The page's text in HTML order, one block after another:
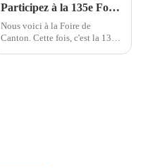
Participez à la 135e Foire de Canton
Nous voici à la Foire de
Canton. Cette fois, c'est la 135e